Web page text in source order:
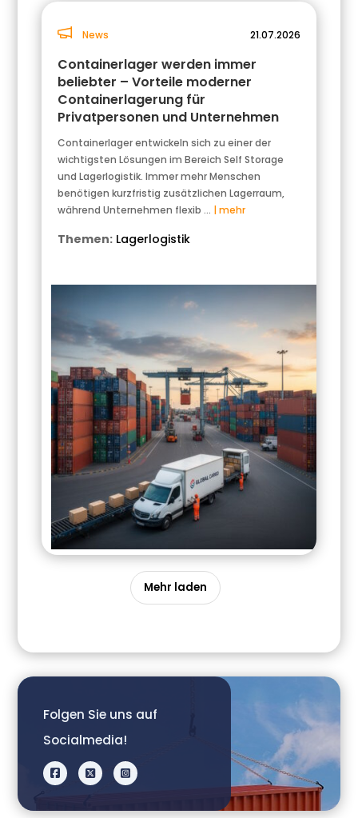
News 21.07.2026
Containerlager werden immer
beliebter – Vorteile moderner
Containerlagerung für
Privatpersonen und Unternehmen
Containerlager entwickeln sich zu einer der
wichtigsten Lösungen im Bereich Self Storage
und Lagerlogistik. Immer mehr Menschen
benötigen kurzfristig zusätzlichen Lagerraum,
während Unternehmen flexib … | mehr
Themen: Lagerlogistik
Mehr laden
Folgen Sie uns auf
Socialmedia!